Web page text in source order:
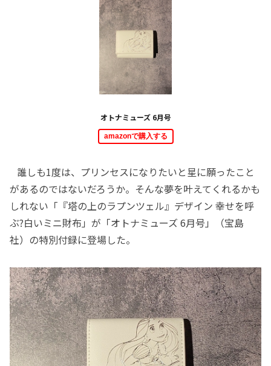
オトナミューズ 6月号
amazonで購入する
誰しも1度は、プリンセスになりたいと星に願ったこと
があるのではないだろうか。そんな夢を叶えてくれるかも
しれない「『塔の上のラプンツェル』デザイン 幸せを呼
ぶ?白いミニ財布」が「オトナミューズ 6月号」（宝島
社）の特別付録に登場した。